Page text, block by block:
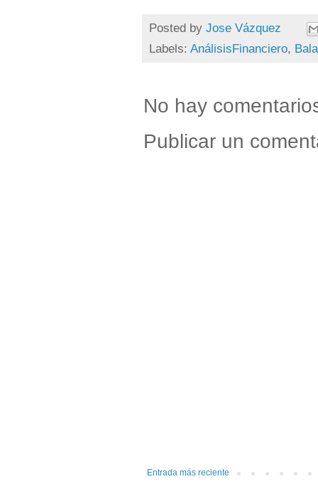
Posted by Jose Vázquez
Labels: AnálisisFinanciero,
No hay
Publicar un
Entrada más reciente